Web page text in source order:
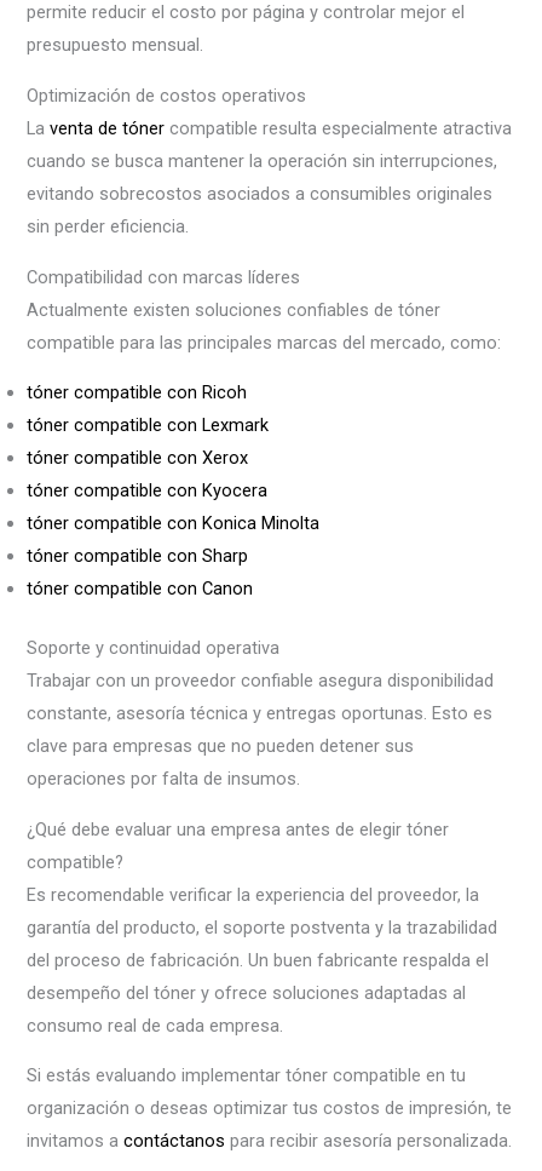
permite reducir el costo por página y controlar mejor el
presupuesto mensual.
Optimización de costos operativos
Laventa de tóner compatible resulta especialmente atractiva
cuando se busca mantener la operación sin interrupciones,
evitando sobrecostos asociados a consumibles originales
sin perder eficiencia.
Compatibilidad con marcas líderes
Actualmente existen soluciones confiables de tóner
compatible para las principales marcas del mercado, como:
tóner compatible con Ricoh
tóner compatible con Lexmark
tóner compatible con Xerox
tóner compatible con Kyocera
tóner compatible con Konica Minolta
tóner compatible con Sharp
tóner compatible con Canon
Soporte y continuidad operativa
Trabajar con un proveedor confiable asegura disponibilidad
constante, asesoría técnica y entregas oportunas. Esto es
clave para empresas que no pueden detener sus
operaciones por falta de insumos.
¿Qué debe evaluar una empresa antes de elegir tóner
compatible?
Es recomendable verificar la experiencia del proveedor, la
garantía del producto, el soporte postventa y la trazabilidad
del proceso de fabricación. Un buen fabricante respalda el
desempeño del tóner y ofrece soluciones adaptadas al
consumo real de cada empresa.
Si estás evaluando implementar tóner compatible en tu
organización o deseas optimizar tus costos de impresión, te
invitamos acontáctanos para recibir asesoría personalizada.